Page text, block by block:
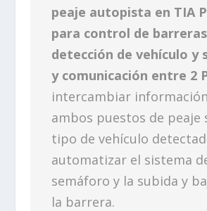
peaje autopista en TIA
para control de
detección de vehículo y
y comunicación entre 2
intercambiar
ambos puestos de peaje
tipo de vehículo
automatizar el sistema
semáforo y la subida y
la barrera.